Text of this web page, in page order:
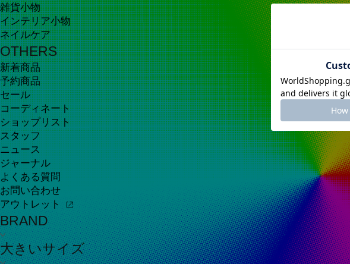
雑貨小物
インテリア小物
ネイルケア
OTHERS
新着商品
予約商品
セール
コーディネート
ショップリスト
スタッフ
ニュース
ジャーナル
よくある質問
お問い合わせ
アウトレット
BRAND
大きいサイズ